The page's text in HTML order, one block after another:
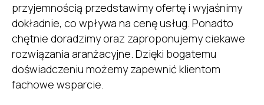
przyjemnością przedstawimy ofertę i wyjaśnimy
dokładnie, co wpływa na cenę usług. Ponadto
chętnie doradzimy oraz zaproponujemy ciekawe
rozwiązania aranżacyjne. Dzięki bogatemu
doświadczeniu możemy zapewnić klientom
fachowe wsparcie.